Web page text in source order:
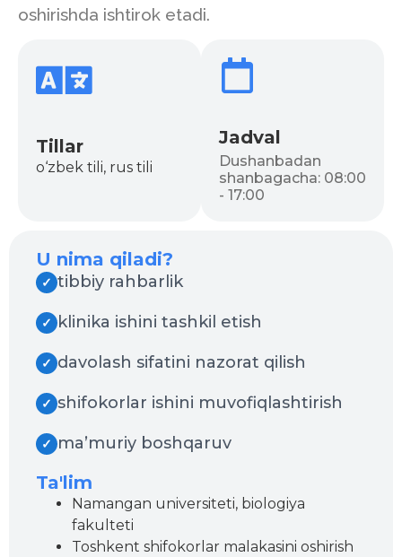
oshirishda ishtirok etadi.
Tillar
o‘zbek tili, rus tili
Jadval
Dushanbadan
shanbagacha: 08:00
- 17:00
U nima qiladi?
✓ tibbiy rahbarlik
✓ klinika ishini tashkil etish
✓ davolash sifatini nazorat qilish
✓ shifokorlar ishini muvofiqlashtirish
✓ ma’muriy boshqaruv
Ta'lim
Namangan universiteti, biologiya
fakulteti
Toshkent shifokorlar malakasini oshirish